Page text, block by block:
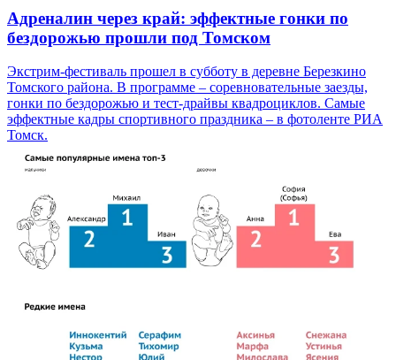
Адреналин через край: эффектные гонки по
бездорожью прошли под Томском
Экстрим-фестиваль прошел в субботу в деревне Березкино
Томского района. В программе – соревновательные заезды,
гонки по бездорожью и тест-драйвы квадроциклов. Самые
эффектные кадры спортивного праздника – в фотоленте РИА
Томск.